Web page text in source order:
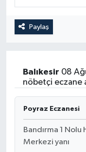
Paylaş
Balıkesir 08
nöbetçi eczane
Poyraz Eczanesi
Bandırma 1 Nolu
Merkezi yanı